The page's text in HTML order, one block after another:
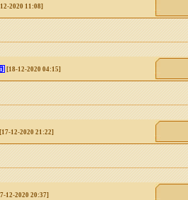
2020 11:08]
[18-12-2020 04:15]
[17-12-2020 21:22]
12-2020 20:37]